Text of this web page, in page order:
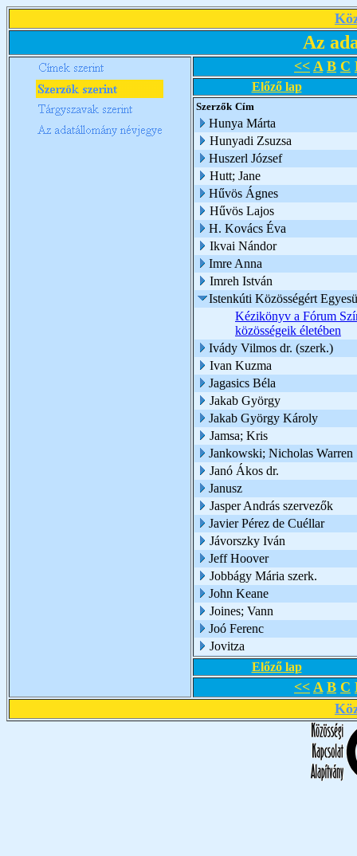
Az
<< A B C
Előző lap
Szerzők Cím
Hunya Márta
Hunyadi Zsuzsa
Huszerl József
Hutt; Jane
Hűvös Ágnes
Hűvös Lajos
H. Kovács Éva
Ikvai Nándor
Imre Anna
Imreh István
Istenkúti Közösségért
Kézikönyv a Fórum
közösségeik életében
Ivády Vilmos dr. (szerk.)
Ivan Kuzma
Jagasics Béla
Jakab György
Jakab György Károly
Jamsa; Kris
Jankowski; Nicholas Warren
Janó Ákos dr.
Janusz
Jasper András szervezők
Javier Pérez de Cuéllar
Jávorszky Iván
Jeff Hoover
Jobbágy Mária szerk.
John Keane
Joines; Vann
Joó Ferenc
Jovitza
Előző lap
<< A B C